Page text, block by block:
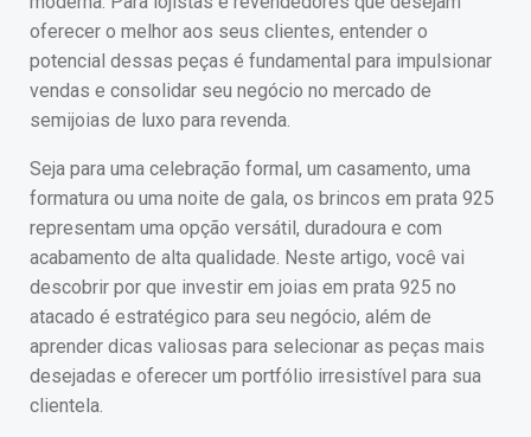
oferecer o melhor aos seus clientes, entender o
potencial dessas peças é fundamental para impulsionar
vendas e consolidar seu negócio no mercado de
semijoias de luxo para revenda.
Seja para uma celebração formal, um casamento, uma
formatura ou uma noite de gala, os brincos em prata 925
representam uma opção versátil, duradoura e com
acabamento de alta qualidade. Neste artigo, você vai
descobrir por que investir em joias em prata 925 no
atacado é estratégico para seu negócio, além de
aprender dicas valiosas para selecionar as peças mais
desejadas e oferecer um portfólio irresistível para sua
clientela.